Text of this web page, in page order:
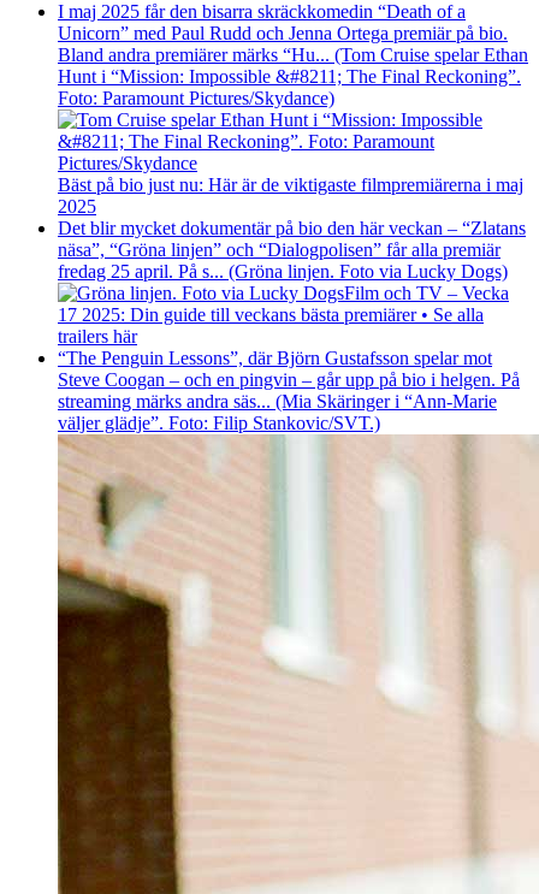
I maj 2025 får den bisarra skräckkomedin “Death of a
Unicorn” med Paul Rudd och Jenna Ortega premiär på bio.
Bland andra premiärer märks “Hu... (Tom Cruise spelar Ethan
Hunt i “Mission: Impossible &#8211; The Final Reckoning”.
Foto: Paramount Pictures/Skydance)
Bäst på bio just nu: Här är de viktigaste filmpremiärerna i maj
2025
Det blir mycket dokumentär på bio den här veckan – “Zlatans
näsa”, “Gröna linjen” och “Dialogpolisen” får alla premiär
fredag 25 april. På s... (Gröna linjen. Foto via Lucky Dogs)
Film och TV – Vecka
17 2025: Din guide till veckans bästa premiärer • Se alla
trailers här
“The Penguin Lessons”, där Björn Gustafsson spelar mot
Steve Coogan – och en pingvin – går upp på bio i helgen. På
streaming märks andra säs... (Mia Skäringer i “Ann-Marie
väljer glädje”. Foto: Filip Stankovic/SVT.)